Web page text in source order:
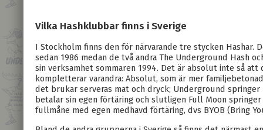
Vilka Hashklubbar finns i Sverige
I Stockholm finns den för närvarande tre stycken Hashar.
sedan 1986 medan de två andra The Underground Hash
sin verksamhet sommaren 1994. Det är absolut inte så
kompletterar varandra: Absolut, som är mer
det brukar serveras mat och dryck; Underground springer
betalar sin egen förtäring och slutligen Full Moon
fullmåne med egen medhavd förtäring, dvs BYOB (Bring